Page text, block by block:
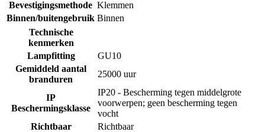
Bevestigingsmethode Klemmen
Binnen/buitengebruik Binnen
Technische
kenmerken
Lampfitting
GU10
Gemiddeld aantal
branduren
25000 uur
IP
Beschermingsklasse
IP20 - Bescherming tegen middelgrote
voorwerpen; geen bescherming tegen
vocht
Richtbaar
Richtbaar